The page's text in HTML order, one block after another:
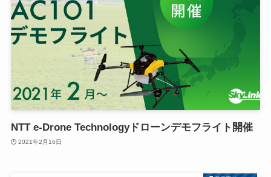
NTT e-Drone Technologyドローンデモフライト開催
2021年2月16日